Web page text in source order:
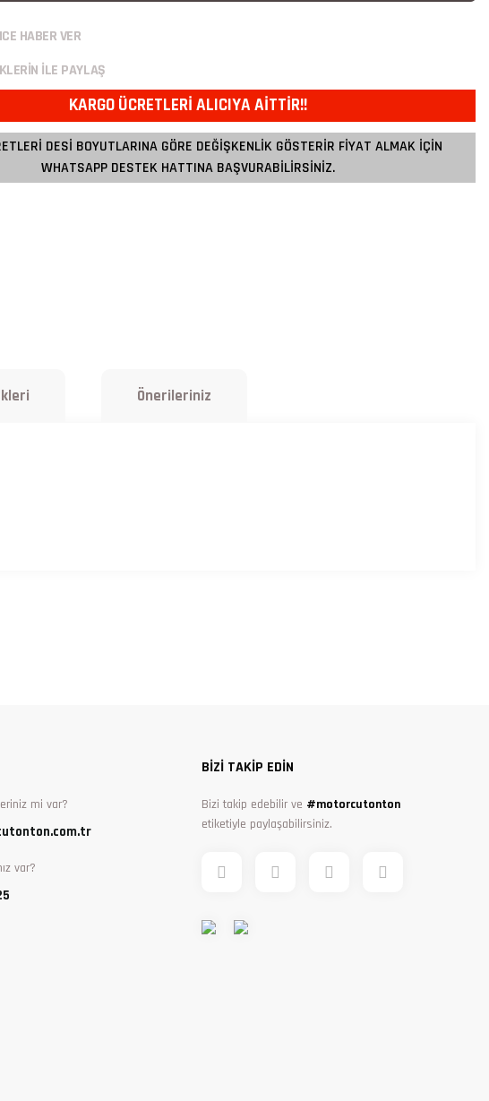
HABER VER
İLE PAYLAŞ
KARGO ÜCRETLERİ ALICIYA AİTTİR!!
DESİ BOYUTLARINA GÖRE DEĞİŞKENLİK GÖSTERİR FİYAT ALMAK İÇİN
WHATSAPP DESTEK HATTINA BAŞVURABİLİRSİNİZ.
Önerileriniz
mi var?
var?
BİZİ TAKİP EDİN
Bizi takip edebilir ve #motorcutonton
etiketiyle paylaşabilirsiniz.